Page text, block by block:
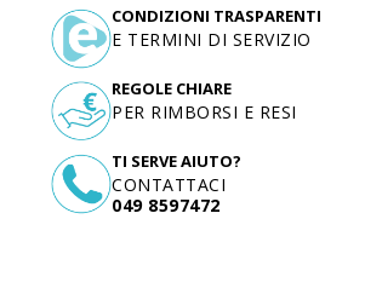
TI SERVE AIUTO?
CONTATTACI
049 8597472
CONDIZIONI TRASPARENTI
E TERMINI DI SERVIZIO
REGOLE CHIARE
PER RIMBORSI E RESI